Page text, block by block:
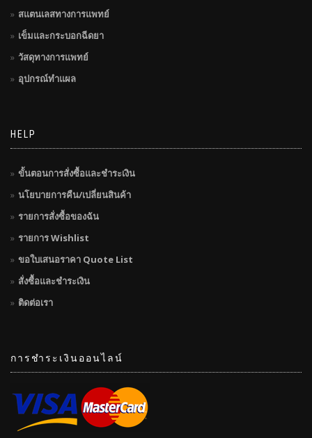
สแตนเลสทางการแพทย์
เข็มและกระบอกฉีดยา
วัสดุทางการแพทย์
อุปกรณ์ทำแผล
HELP
ขั้นตอนการสั่งซื้อและชำระเงิน
นโยบายการคืน/เปลี่ยนสินค้า
รายการสั่งซื้อของฉัน
รายการ Wishlist
ขอใบเสนอราคา Quote List
สั่งซื้อและชำระเงิน
ติดต่อเรา
การชำระเงินออนไลน์